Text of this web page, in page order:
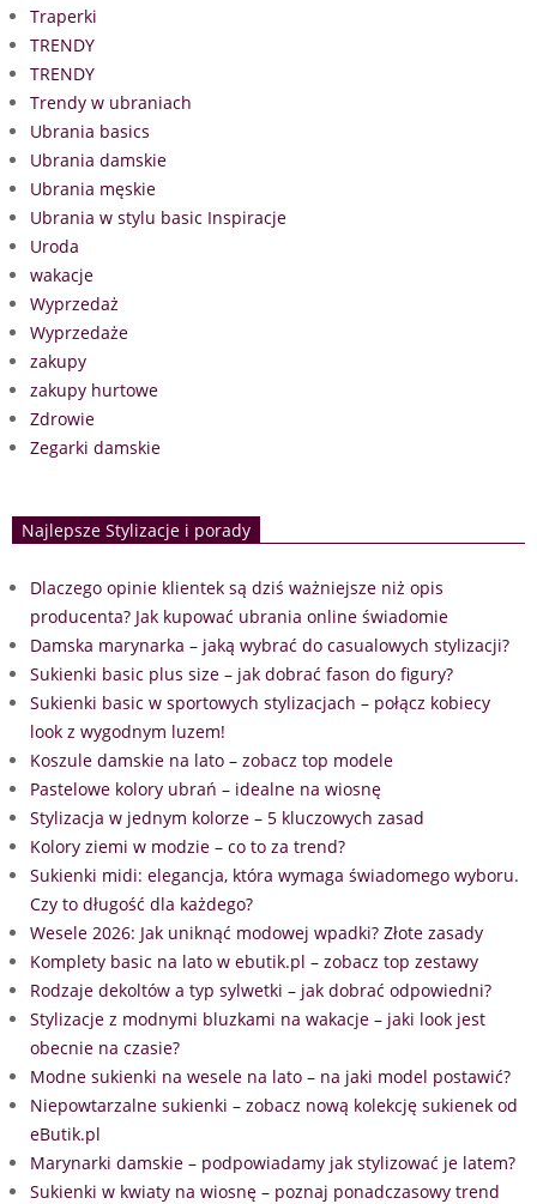
Traperki
TRENDY
TRENDY
Trendy w ubraniach
Ubrania basics
Ubrania damskie
Ubrania męskie
Ubrania w stylu basic Inspiracje
Uroda
wakacje
Wyprzedaż
Wyprzedaże
zakupy
zakupy hurtowe
Zdrowie
Zegarki damskie
Najlepsze Stylizacje i porady
Dlaczego opinie klientek są dziś ważniejsze niż opis
producenta? Jak kupować ubrania online świadomie
Damska marynarka – jaką wybrać do casualowych stylizacji?
Sukienki basic plus size – jak dobrać fason do figury?
Sukienki basic w sportowych stylizacjach – połącz kobiecy
look z wygodnym luzem!
Koszule damskie na lato – zobacz top modele
Pastelowe kolory ubrań – idealne na wiosnę
Stylizacja w jednym kolorze – 5 kluczowych zasad
Kolory ziemi w modzie – co to za trend?
Sukienki midi: elegancja, która wymaga świadomego wyboru.
Czy to długość dla każdego?
Wesele 2026: Jak uniknąć modowej wpadki? Złote zasady
Komplety basic na lato w ebutik.pl – zobacz top zestawy
Rodzaje dekoltów a typ sylwetki – jak dobrać odpowiedni?
Stylizacje z modnymi bluzkami na wakacje – jaki look jest
obecnie na czasie?
Modne sukienki na wesele na lato – na jaki model postawić?
Niepowtarzalne sukienki – zobacz nową kolekcję sukienek od
eButik.pl
Marynarki damskie – podpowiadamy jak stylizować je latem?
Sukienki w kwiaty na wiosnę – poznaj ponadczasowy trend